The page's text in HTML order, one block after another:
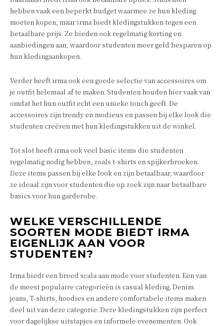
hebben vaak een beperkt budget waarmee ze hun kleding
moeten kopen, maar irma biedt kledingstukken tegen een
betaalbare prijs. Ze bieden ook regelmatig korting en
aanbiedingen aan, waardoor studenten meer geld besparen op
hun kledingaankopen.
Verder heeft irma ook een goede selectie van accessoires om
je outfit helemaal af te maken. Studenten houden hier vaak van
omdat het hun outfit echt een unieke touch geeft. De
accessoires zijn trendy en modieus en passen bij elke look die
studenten creëren met hun kledingstukken uit de winkel.
Tot slot heeft irma ook veel basic items die studenten
regelmatig nodig hebben, zoals t-shirts en spijkerbroeken.
Deze items passen bij elke look en zijn betaalbaar, waardoor
ze ideaal zijn voor studenten die op zoek zijn naar betaalbare
basics voor hun garderobe.
WELKE VERSCHILLENDE
SOORTEN MODE BIEDT IRMA
EIGENLIJK AAN VOOR
STUDENTEN?
Irma biedt een breed scala aan mode voor studenten. Een van
de meest populaire categorieën is casual kleding. Denim
jeans, T-shirts, hoodies en andere comfortabele items maken
deel uit van deze categorie. Deze kledingstukken zijn perfect
voor dagelijkse uitstapjes en informele evenementen. Ook